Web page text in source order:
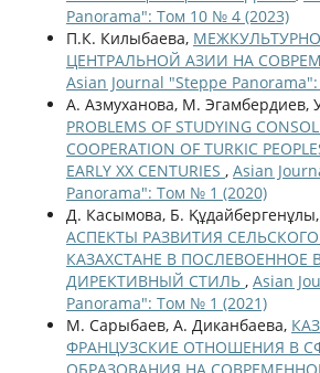
Panorama": Том 10 № 4 (2023)
П.К. Килыбаева,
ЦЕНТРАЛЬНОЙ АЗИИ НА
Asian Journal "Steppe
А. Азмуханова, М.
PROBLEMS OF STUDYING
COOPERATION OF TURKIC
EARLY XX CENTURIES , Asian
Panorama": Том № 1 (2020)
Д. Касымова, Б. Құдайбергенұлы,
АСПЕКТЫ РАЗВИТИЯ
КАЗАХСТАНЕ В ПОСЛЕВОЕННОЕ
ДИРЕКТИВНЫЙ СТИЛЬ , Asian
Panorama": Том № 1 (2021)
М. Сарыбаев, А. Диканбаева,
ФРАНЦУЗСКИЕ ОТНОШЕНИЯ В